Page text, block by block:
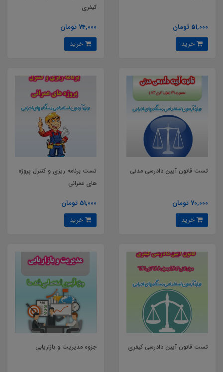
51,000 تومان
کیفری
74,000 تومان
تست قانون آیین دادرسی مدنی
70,000 تومان
تست برنامه ریزی و کنترل پروژه
های عمرانی
51,000 تومان
تست قانون آیین دادرسی کیفری جزوه مدیریت و بازاریابی